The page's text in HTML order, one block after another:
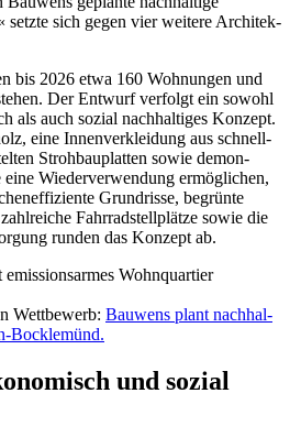
setzte sich gegen vier weitere Archi­tek­
bis 2026 etwa 160 Wohnungen und
Der Entwurf verfolgt ein sowohl
als auch sozial nachhal­tiges Konzept.
eine Innen­ver­kleidung aus schnell­
Stroh­bau­platten sowie demon­
Wieder­ver­wendung ermög­lichen,
Grund­risse, begrünte
Fahrrad­stell­plätze sowie die
runden das Konzept ab.
Wohnquartier
Wettbewerb: Bauwens plant nachhal­
Bocklemünd.
und sozial